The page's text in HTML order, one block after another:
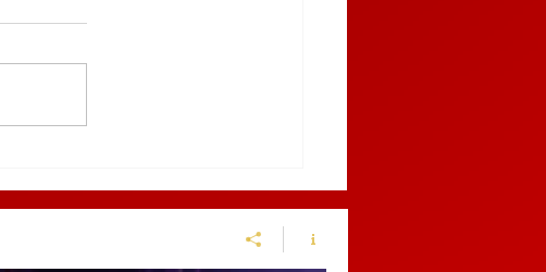
PUEBLA RECIBIRÁ EL
TIANGUIS TURÍSTICO